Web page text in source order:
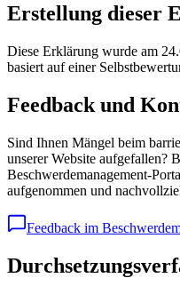
Erstellung dieser
Diese Erklärung wurde am
basiert auf einer
Feedback und
Sind Ihnen Mängel beim
unserer Website aufgefallen?
Beschwerdemanagement-
aufgenommen und
Feedback im